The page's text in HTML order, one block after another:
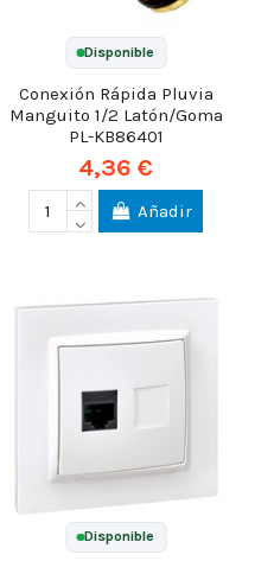
Disponible
Conexión Rápida Pluvia
Manguito 1/2 Latón/Goma
PL-KB86401
4,36 €
Añadir
Disponible